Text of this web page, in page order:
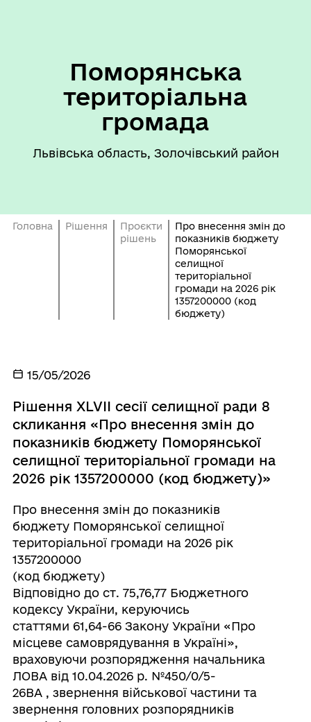
Поморянська
територіальна
громада
Львівська область, Золочівський район
Головна Рішення
Проєкти
рішень
Про внесення змін до
показників бюджету
Поморянської
селищної
територіальної
громади на 2026 рік
1357200000 (код
бюджету)
15/05/2026
Рішення ХLVIІ сесії селищної ради 8
скликання «Про внесення змін до
показників бюджету Поморянської
селищної територіальної громади на
2026 рік 1357200000 (код бюджету)»
Про внесення змін до показників
бюджету Поморянської селищної
територіальної громади на 2026 рік
1357200000
(код бюджету)
Відповідно до ст. 75,76,77 Бюджетного
кодексу України, керуючись
статтями 61,64-66 Закону України «Про
місцеве самоврядування в Україні»,
враховуючи розпорядження начальника
ЛОВА від 10.04.2026 р. №450/0/5-
26ВА , звернення військової частини та
звернення головних розпорядників